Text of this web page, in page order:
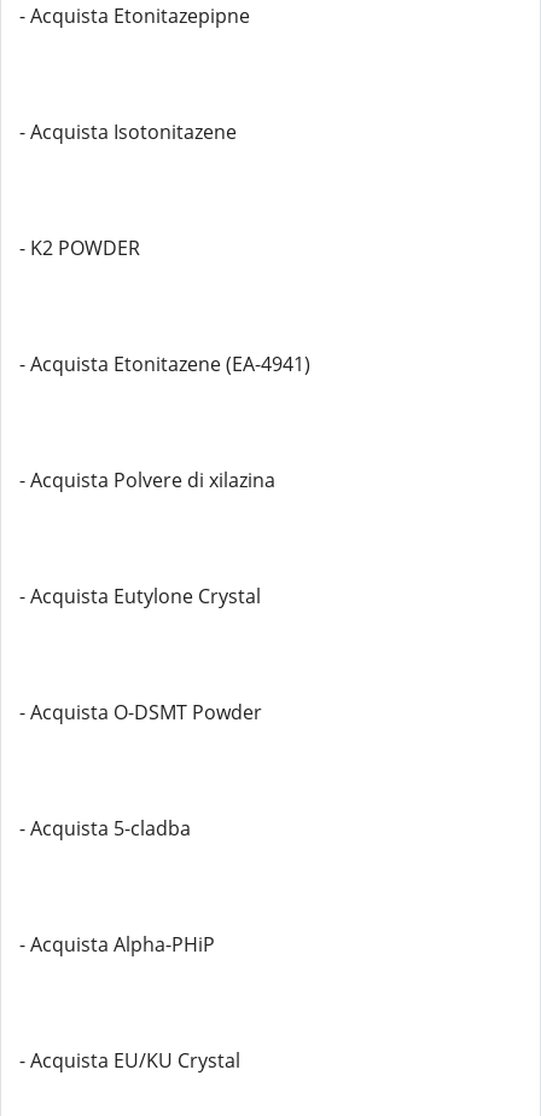
- Acquista Etonitazepipne
- Acquista Isotonitazene
- K2 POWDER
- Acquista Etonitazene (EA-4941)
- Acquista Polvere di xilazina
- Acquista Eutylone Crystal
- Acquista O-DSMT Powder
- Acquista 5-cladba
- Acquista Alpha-PHiP
- Acquista EU/KU Crystal